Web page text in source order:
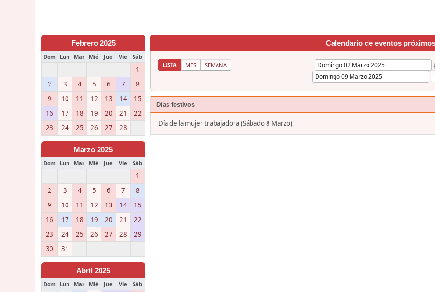
Febrero 2025
Dom Lun Mar Mié Jue Vie Sáb
1
2
3 4 5 6 7
8
9
10 11 12 13 14
15
16
17 18 19 20 21
22
23
24 25 26 27 28
Marzo 2025
Dom Lun Mar Mié Jue Vie Sáb
1
2
3 4 5 6 7
8
9
10 11 12 13 14
15
16
17 18 19 20 21
22
23
24 25 26 27 28
29
30
31
Abril 2025
Dom Lun Mar Mié Jue Vie Sáb
Calendario de eventos próximos
LISTA MES SEMANA
Días festivos
Día de la mujer trabajadora (Sábado 8 Marzo)